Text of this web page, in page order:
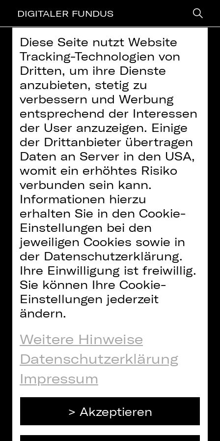
DIGITALER FUNDUS
> zurück
MEET THE ARTIST: SOL LEÓN &
PAUL LIGHTFOOT
Inhalte zukünftig
immer aktivieren
Weitere Informationen finden Sie in unserer
Datenschutzerklärung
Video: Stefan Kleeberger
Das Choreographen-Duo Sol León
und Paul Lightfoot kreierte mit dem
Stück „Stop Motion“ ein emotionales
Werk über das Abschiednehmen und
über Verwandlung. Das reife und
persönliche Werk der seit 1989
wirkenden künstlerischen
Arbeitsgemeinschaft, erinnert in
seiner Emotionalität und Zartheit an
ein choreografisches Gedicht. Mit
dem Nürnberger Ensemble vertrauen
die Choreografie-Stars ihr Stück zum
ersten Mal einer deutschen
Compagnie an.
Zur VeranstaltungsseiteMaillot/León
& Lightfoot
PASSEND DAZU:
Diese Seite nutzt Website
Tracking-Technologien von
Dritten, um ihre Dienste
anzubieten, stetig zu
verbessern und Werbung
entsprechend der Interessen
der User anzuzeigen. Einige
der Drittanbieter übertragen
Daten an Server in den USA,
womit ein erhöhtes Risiko
verbunden sein kann.
Informationen hierzu
erhalten Sie in den Cookie-
Einstellungen bei den
jeweiligen Cookies sowie in
der Datenschutzerklärung.
Ihre Einwilligung ist freiwillig.
Sie können Ihre Cookie-
Einstellungen jederzeit
ändern.
Weitere Hinweise
Datenschutzerklärung
Impressum
Akzeptieren